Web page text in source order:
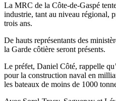
La MRC de la Côte-de-Gaspé
industrie, tant au niveau régional,
trois ans.
De hauts représentants des
la Garde côtière seront présents.
Le préfet, Daniel Côté, rappelle
pour la construction naval en
les bateaux de moins de 1000